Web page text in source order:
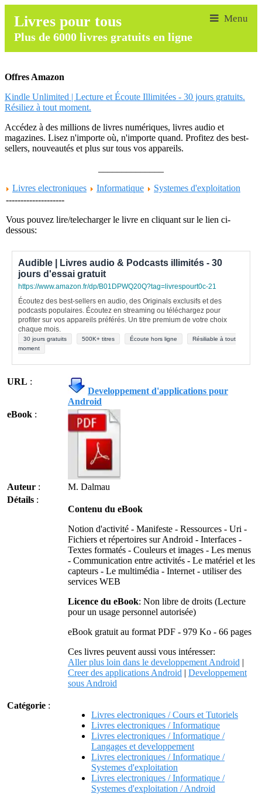
Livres pour tous
Plus de 6000 livres gratuits en ligne
Offres Amazon
Kindle Unlimited | Lecture et Écoute Illimitées - 30 jours gratuits.
Résiliez à tout moment.
Accédez à des millions de livres numériques, livres audio et
magazines. Lisez n'importe où, n'importe quand. Profitez des best-
sellers, nouveautés et plus sur tous vos appareils.
Livres electroniques
Informatique
Systemes d'exploitation
--------------------
Vous pouvez lire/telecharger le livre en cliquant sur le lien ci-
dessous:
Audible | Livres audio & Podcasts illimités - 30
jours d'essai gratuit
https://www.amazon.fr/dp/B01DPWQ20Q?tag=livrespourt0c-21
Écoutez des best-sellers en audio, des Originals exclusifs et des
podcasts populaires. Écoutez en streaming ou téléchargez pour
profiter sur vos appareils préférés. Un titre premium de votre choix
chaque mois.
30 jours gratuits 500K+ titres Écoute hors ligne
Résiliable à tout
moment
URL :
Developpement d'applications pour
Android
eBook :
Auteur :
M. Dalmau
Détails :
Contenu du eBook
Notion d'activité - Manifeste - Ressources - Uri -
Fichiers et répertoires sur Android - Interfaces -
Textes formatés - Couleurs et images - Les menus
- Communication entre activités - Le matériel et les
capteurs - Le multimédia - Internet - utiliser des
services WEB
Licence du eBook: Non libre de droits (Lecture
pour un usage personnel autorisée)
eBook gratuit au format PDF - 979 Ko - 66 pages
Ces livres peuvent aussi vous intéresser:
Aller plus loin dans le developpement Android |
Creer des applications Android | Developpement
sous Android
Catégorie :
Livres electroniques / Cours et Tutoriels
Livres electroniques / Informatique
Livres electroniques / Informatique /
Langages et developpement
Livres electroniques / Informatique /
Systemes d'exploitation
Livres electroniques / Informatique /
Systemes d'exploitation / Android